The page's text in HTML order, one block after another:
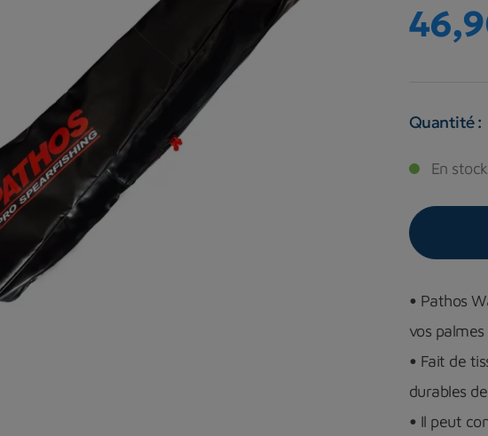
Quantité :
En
• Pathos
vos
• Fait de
durables
• Il peut